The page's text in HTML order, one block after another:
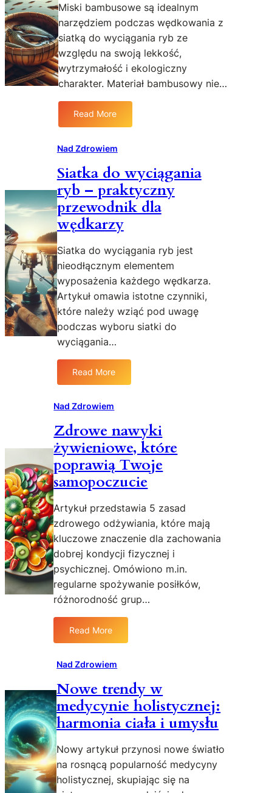
d
i
e
t
y
n
d
o
i
s
e
r
a
d
r
o
w
i
p
s
y
h
c
n
e
?
o
r
a
d
n
k
d
l
a
k
ż
e
g
o
Miski bambusowe są idealnym
narzędziem podczas wędkowania z
siatką do wyciągania ryb ze
względu na swoją lekkość,
wytrzymałość i ekologiczny
charakter. Materiał bambusowy nie…
Read More
i
k
b
a
m
u
s
o
w
e
i
d
e
a
l
n
r
o
z
w
i
z
a
n
p
o
d
c
z
a
w
d
k
o
a
n
i
Nad Zdrowiem
Siatka do wyciągania
ryb – praktyczny
przewodnik dla
wędkarzy
Siatka do wyciągania ryb jest
nieodłącznym elementem
wyposażenia każdego wędkarza.
Artykuł omawia istotne czynniki,
które należy wziąć pod uwagę
podczas wyboru siatki do
wyciągania…
Read More
i
t
k
a
d
o
y
c
i
ą
g
n
i
a
r
y
–
p
r
a
k
y
c
z
Nad Zdrowiem
Zdrowe nawyki
żywieniowe, które
poprawią Twoje
samopoczucie
Artykuł przedstawia 5 zasad
zdrowego odżywiania, które mają
kluczowe znaczenie dla zachowania
dobrej kondycji fizycznej i
psychicznej. Omówiono m.in.
regularne spożywanie posiłków,
różnorodność grup…
Read More
d
o
w
e
n
w
y
k
Nad Zdrowiem
Nowe trendy w
medycynie holistycznej:
harmonia ciała i umysłu
Nowy artykuł przynosi nowe światło
na rosnącą popularność medycyny
holistycznej, skupiając się na